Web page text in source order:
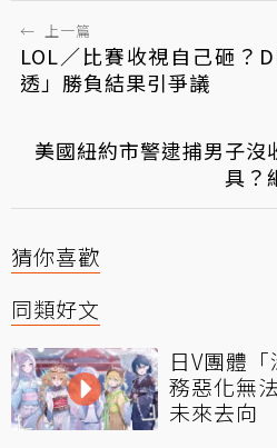
← 上一篇
LOL／比賽收視自己砸？
透」勝負結果引爭議
美國紐約市警逮捕男子沒
具？
猜你喜歡
同類好文
日V團體
務惡化無
未來去向